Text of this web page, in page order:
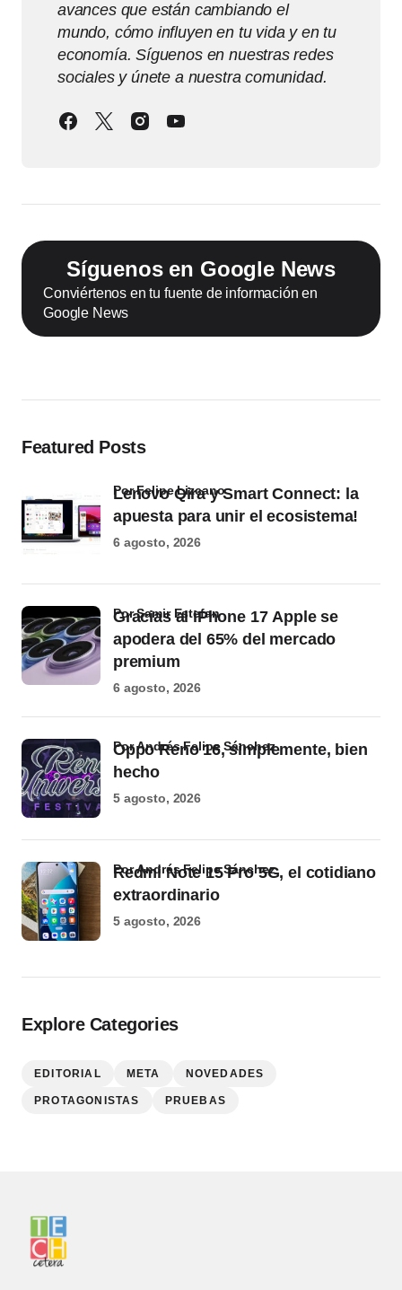
avances que están cambiando el
mundo, cómo influyen en tu vida y en tu
economía. Síguenos en nuestras redes
sociales y únete a nuestra comunidad.
Síguenos en Google News
Conviértenos en tu fuente de información en
Google News
Featured Posts
Lenovo Qira y Smart Connect: la
apuesta para unir el ecosistema!
por Felipe Lizcano
6 agosto, 2026
Gracias al iPhone 17 Apple se
apodera del 65% del mercado
premium
por Samir Estefan
6 agosto, 2026
Oppo Reno 16, simplemente, bien
hecho
por Andrés Felipe Sánchez
5 agosto, 2026
Redmi Note 15 Pro 5G, el cotidiano
extraordinario
por Andrés Felipe Sánchez
5 agosto, 2026
Explore Categories
EDITORIAL META NOVEDADES
PROTAGONISTAS PRUEBAS